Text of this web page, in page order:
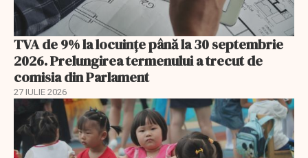
TVA de 9% la locuințe până la 30 septembrie
2026. Prelungirea termenului a trecut de
comisia din Parlament
27 IULIE 2026